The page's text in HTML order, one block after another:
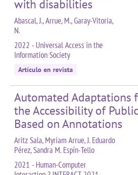
with disabilities
Abascal, J., Arrue, M., Garay-Vitoria,
N.
2022 - Universal Access in the
Information Society
Artículo en revista
Automated Adaptations
the Accessibility of
Based on Annotations
Aritz Sala, Myriam Arrue, J. Eduardo
Pérez, Sandra M. Espín-Tello
2021 - Human-Computer